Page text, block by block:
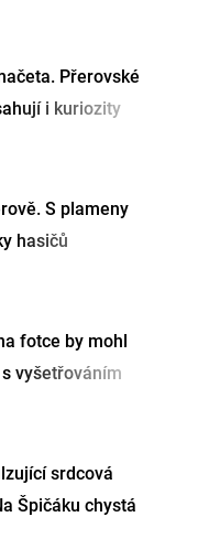
Přerovské
i kuriozity
S plameny
hasičů
fotce by mohl
vyšetřováním
srdcová
Špičáku chystá